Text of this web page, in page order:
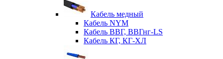
Кабель медный
Кабель NYM
Кабель ВВГ, ВВГнг-LS
Кабель КГ, КГ-ХЛ